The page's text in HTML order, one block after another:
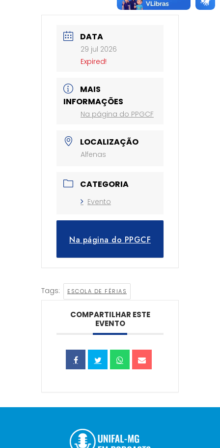
DATA
29 jul 2026
Expired!
MAIS
INFORMAÇÕES
Na página do PPGCF
LOCALIZAÇÃO
Alfenas
CATEGORIA
Evento
Na página do PPGCF
Tags: ESCOLA DE FÉRIAS
COMPARTILHAR ESTE
EVENTO